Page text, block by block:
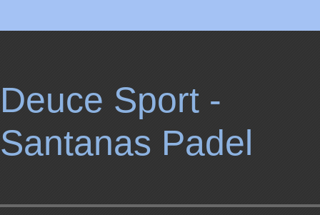
Deuce Sport -
Santanas Padel